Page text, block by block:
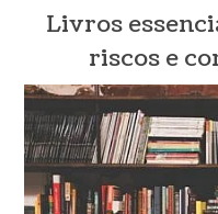
Livros
riscos e